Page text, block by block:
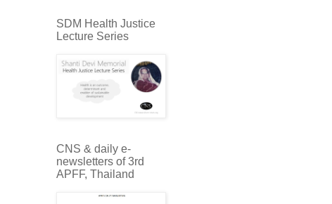
SDM Health Justice
Lecture Series
CNS & daily e-
newsletters of 3rd
APFF, Thailand